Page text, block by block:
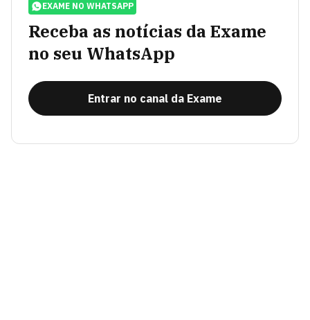
EXAME NO WHATSAPP
Receba as notícias da Exame
no seu WhatsApp
Entrar no canal da Exame